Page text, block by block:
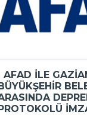
AFAD ILE